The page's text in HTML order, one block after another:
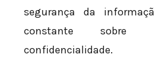
segurança da
constante sobre
confidencialidade.